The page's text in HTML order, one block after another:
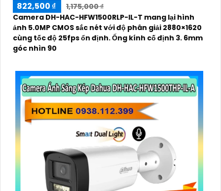
822,500 ₫
1,175,000 ₫
Camera DH-HAC-HFW1500RLP-IL-T mang lại hình
ảnh 5.0MP CMOS sắc nét với độ phân giải 2880×1620
cùng tốc độ 25fps ổn định. Ống kính cố định 3. 6mm
góc nhìn 90